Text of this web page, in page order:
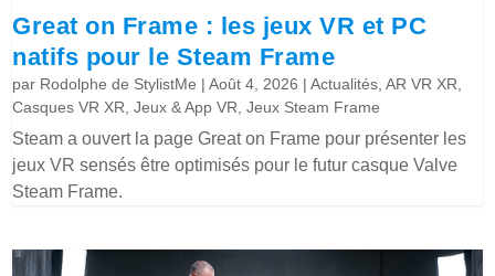
Great on Frame : les jeux VR et PC
natifs pour le Steam Frame
par Rodolphe de StylistMe |Août 4, 2026 |Actualités ,AR VR XR
Casques VR XR ,Jeux & App VR ,Jeux Steam Frame
Steam a ouvert la page Great on Frame pour présenter les
jeux VR sensés être optimisés pour le futur casque Valve
Steam Frame.